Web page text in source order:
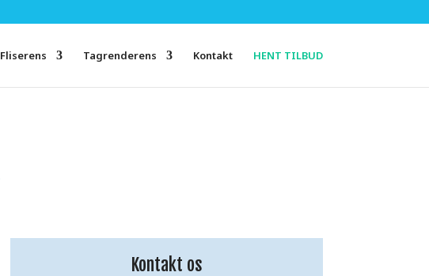
Fliserens Tagrenderens Kontakt HENT TILBUD
Kontakt os